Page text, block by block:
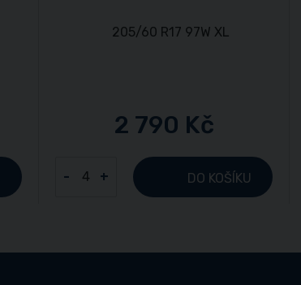
2 790 Kč
- + DO KOŠÍKU